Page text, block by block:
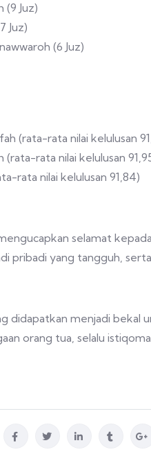
(9 Juz)
Juz)
(6 Juz)
(rata-rata nilai kelulusan
(rata-rata nilai kelulusan
rata nilai kelulusan 91,84)
selamat
pribadi yang tangguh,
didapatkan menjadi bekal
orang tua, selalu